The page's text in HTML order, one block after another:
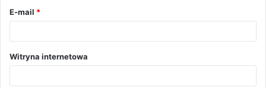
E-mail *
Witryna internetowa